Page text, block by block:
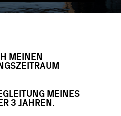
MEINEN
MEINES
3 JAHREN.